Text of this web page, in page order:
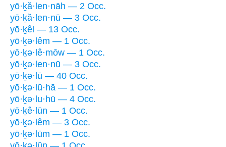
yō·ḵă·len·nāh — 2 Occ.
yō·ḵă·len·nū — 3 Occ.
yō·ḵêl — 13 Occ.
yō·ḵə·lêm — 1 Occ.
yō·ḵə·lê·mōw — 1 Occ.
yō·ḵə·len·nū — 3 Occ.
yō·ḵə·lū — 40 Occ.
yō·ḵə·lū·hā — 1 Occ.
yō·ḵə·lu·hū — 4 Occ.
yō·ḵê·lūn — 1 Occ.
yō·ḵə·lêm — 3 Occ.
yō·ḵə·lūm — 1 Occ.